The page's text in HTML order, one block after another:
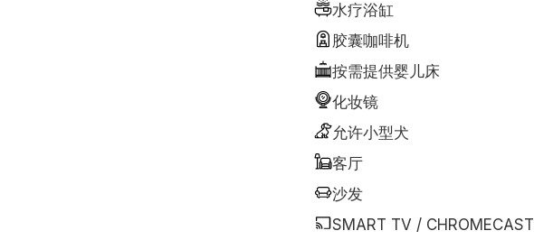
水疗浴缸
胶囊咖啡机
按需提供婴儿床
化妆镜
允许小型犬
客厅
沙发
SMART TV / CHROMECAST